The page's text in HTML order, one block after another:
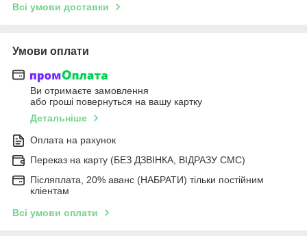
Всі умови доставки
Умови оплати
Ви отримаєте замовлення
або гроші повернуться на вашу картку
Детальніше
Оплата на рахунок
Переказ на карту (БЕЗ ДЗВІНКА, ВІДРАЗУ СМС)
Післяплата, 20% аванс (НАБРАТИ) тільки постійним
кліентам
Всі умови оплати